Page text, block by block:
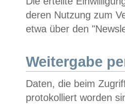
deren Nutzung zum
etwa über den
Weitergabe
Daten, die beim
protokolliert worden